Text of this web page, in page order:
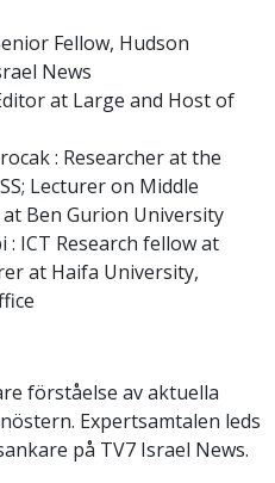
Fellow, Hudson
News
at Large and Host of
: Researcher at the
Lecturer on Middle
Ben Gurion University
: ICT Research fellow at
at Haifa University,
förståelse av aktuella
Expertsamtalen leds
på TV7 Israel News.